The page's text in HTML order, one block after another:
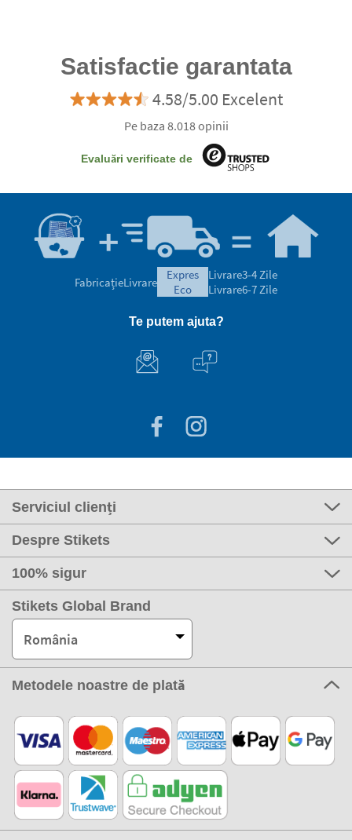
Satisfactie garantata
4.58/5.00 Excelent
Pe baza 8.018 opinii
Evaluări verificate de
FabricațieLivrare
expres
eco
Livrare3-4 Zile
Livrare6-7 Zile
Te putem ajuta?
Serviciul clienți
Despre Stikets
100% sigur
Stikets Global Brand
România
Metodele noastre de plată